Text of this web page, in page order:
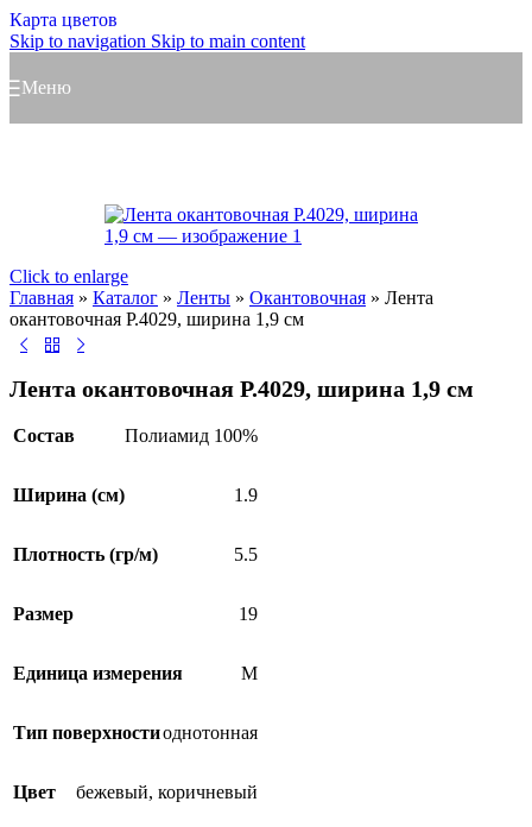
Карта цветов
Skip to navigation Skip to main content
Меню
Click to enlarge
Главная » Каталог » Ленты » Окантовочная » Лента
окантовочная Р.4029, ширина 1,9 см
Лента окантовочная Р.4029, ширина 1,9 см
Состав Полиамид 100%
Ширина (см) 1.9
Плотность (гр/м) 5.5
Размер 19
Единица измерения М
Тип поверхностиоднотонная
Цвет бежевый, коричневый